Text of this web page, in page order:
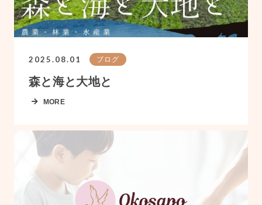
2025.08.01 ブログ
森と海と大地と
MORE